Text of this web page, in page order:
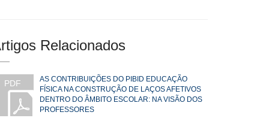
Relacionados
PDF
AS CONTRIBUIÇÕES DO PIBID EDUCAÇÃO
FÍSICA NA CONSTRUÇÃO DE LAÇOS AFETIVOS
DENTRO DO ÂMBITO ESCOLAR: NA VISÃO DOS
PROFESSORES